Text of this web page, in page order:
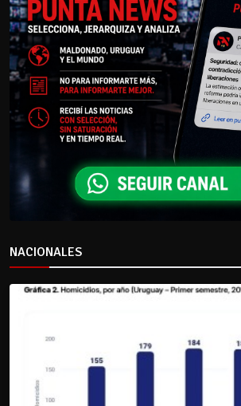
NACIONALES